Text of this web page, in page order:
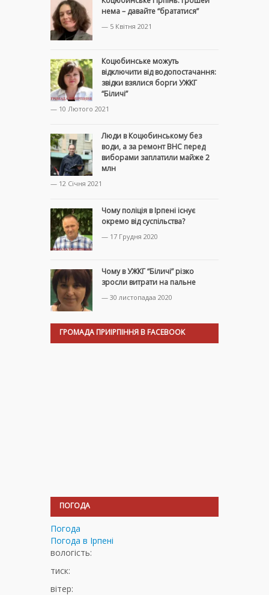
нема – давайте “брататися”
— 5 Квітня 2021
Коцюбинське можуть
відключити від водопостачання:
звідки взялися борги УЖКГ
“Біличі”
— 10 Лютого 2021
Люди в Коцюбинському без
води, а за ремонт ВНС перед
виборами заплатили майже 2
млн
— 12 Січня 2021
Чому поліція в Ірпені існує
окремо від суспільства?
— 17 Грудня 2020
Чому в УЖКГ “Біличі” різко
зросли витрати на пальне
— 30 листопадаа 2020
ГРОМАДА ПРИІРПІННЯ В FACEBOOK
ПОГОДА
Погода
Погода в Ірпені
вологість:
тиск:
вітер: